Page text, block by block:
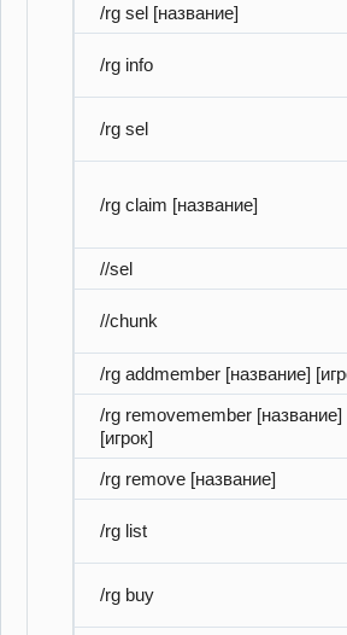
/rg sel [название]
/rg info
/rg sel
/rg claim [название]
//sel
//chunk
/rg addmember [название]
/rg removemember [название]
[игрок]
/rg remove [название]
/rg list
/rg buy